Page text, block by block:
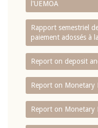
l'UEMOA
Rapport semestriel
paiement adossés à
Report on deposit
Report on Monetary
Report on Monetary